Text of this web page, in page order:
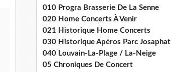
010 Progra Brasserie De La Senne
020 Home Concerts À Venir
021 Historique Home Concerts
030 Historique Apéros Parc Josaphat
040 Louvain-La-Plage / La-Neige
05 Chroniques De Concert